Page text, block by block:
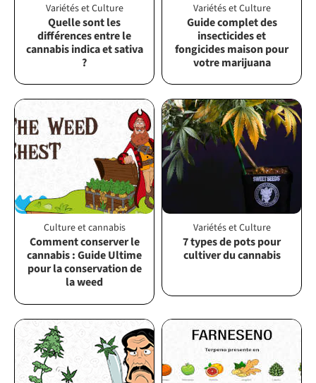
Variétés et Culture
Quelle sont les
différences entre le
cannabis indica et sativa
?
Variétés et Culture
Guide complet des
insecticides et
fongicides maison pour
votre marijuana
Culture et cannabis
Comment conserver le
cannabis : Guide Ultime
pour la conservation de
la weed
Variétés et Culture
7 types de pots pour
cultiver du cannabis